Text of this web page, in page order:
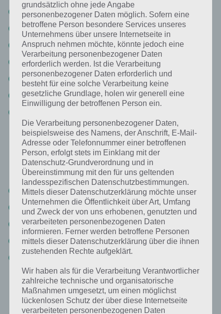
Beine
Arme
Kopf
Hände
Füße
Hals
Das fehlt im Winter: Lösung für 94%
Nun die Antworten zum Sachverhalt “Das fehlt im Winter”:
Sonne
Bewegung im Freien
Strand
Blumen
Bild Zwei Personen vor dem Kamin: Lösung
für 94%
grundsätzlich ohne jede Angabe
personenbezogener Daten möglich. Sofern eine
betroffene Person besondere Services unseres
Unternehmens über unsere Internetseite in
Anspruch nehmen möchte, könnte jedoch eine
Verarbeitung personenbezogener Daten
erforderlich werden. Ist die Verarbeitung
personenbezogener Daten erforderlich und
besteht für eine solche Verarbeitung keine
gesetzliche Grundlage, holen wir generell eine
Einwilligung der betroffenen Person ein.
Die Verarbeitung personenbezogener Daten,
beispielsweise des Namens, der Anschrift, E-Mail-
Adresse oder Telefonnummer einer betroffenen
Person, erfolgt stets im Einklang mit der
Datenschutz-Grundverordnung und in
Übereinstimmung mit den für uns geltenden
landesspezifischen Datenschutzbestimmungen.
Mittels dieser Datenschutzerklärung möchte unser
Unternehmen die Öffentlichkeit über Art, Umfang
und Zweck der von uns erhobenen, genutzten und
verarbeiteten personenbezogenen Daten
informieren. Ferner werden betroffene Personen
mittels dieser Datenschutzerklärung über die ihnen
zustehenden Rechte aufgeklärt.
Wir haben als für die Verarbeitung Verantwortlicher
zahlreiche technische und organisatorische
Maßnahmen umgesetzt, um einen möglichst
lückenlosen Schutz der über diese Internetseite
verarbeiteten personenbezogenen Daten